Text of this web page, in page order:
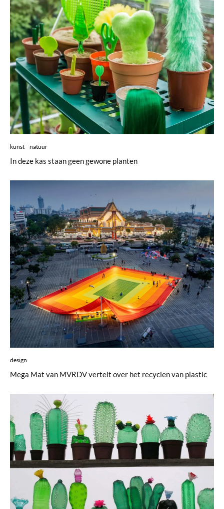
kunst natuur
In deze kas staan geen gewone planten
design
Mega Mat van MVRDV vertelt over het recyclen van plastic